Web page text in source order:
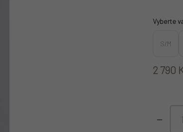
2 790
Vyberte
S/M